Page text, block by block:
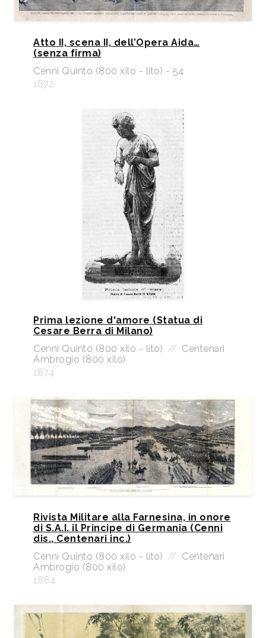
Atto II, scena II, dell’Opera Aida…
(senza firma)
Cenni Quinto (800 xilo - lito) - 54
1872
Prima lezione d'amore (Statua di
Cesare Berra di Milano)
Cenni Quinto (800 xilo - lito) // Centenari
Ambrogio (800 xilo)
1874
Rivista Militare alla Farnesina, in onore
di S.A.I. il Principe di Germania (Cenni
dis., Centenari inc.)
Cenni Quinto (800 xilo - lito) // Centenari
Ambrogio (800 xilo)
1884